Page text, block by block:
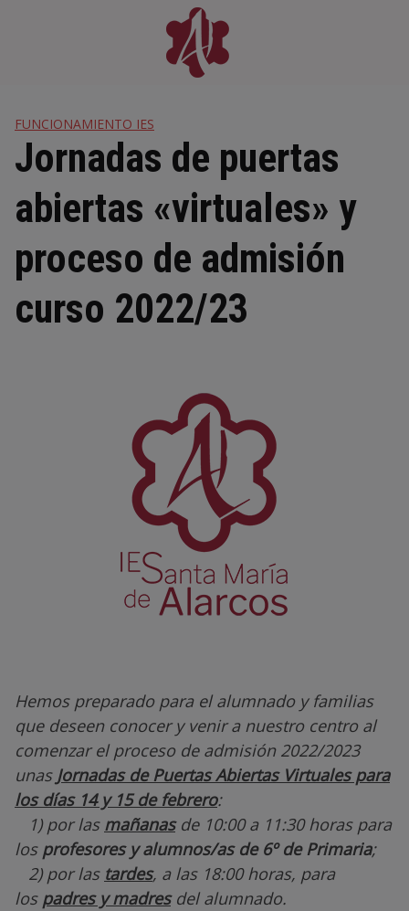
FUNCIONAMIENTO IES
Jornadas de puertas
abiertas «virtuales» y
proceso de admisión
curso 2022/23
Hemos preparado para el alumnado y familias
que deseen conocer y venir a nuestro centro al
comenzar el proceso de admisión 2022/2023
unas Jornadas de Puertas Abiertas Virtuales para
los días 14 y 15 de febrero:
1) por las mañanasde 10:00 a 11:30 horas para
los profesores y alumnos/as de 6º de Primaria;
2) por las tardes, a las 18:00 horas, para
los padres y madresdel alumnado.